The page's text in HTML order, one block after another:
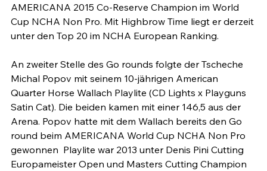
AMERICANA 2015 Co-Reserve Champion im World
Cup NCHA Non Pro. Mit Highbrow Time liegt er derzeit
unter den Top 20 im NCHA European Ranking.
An zweiter Stelle des Go rounds folgte der Tscheche
Michal Popov mit seinem 10-jährigen American
Quarter Horse Wallach Playlite (CD Lights x Playguns
Satin Cat). Die beiden kamen mit einer 146,5 aus der
Arena. Popov hatte mit dem Wallach bereits den Go
round beim AMERICANA World Cup NCHA Non Pro
gewonnen  Playlite war 2013 unter Denis Pini Cutting
Europameister Open und Masters Cutting Champion